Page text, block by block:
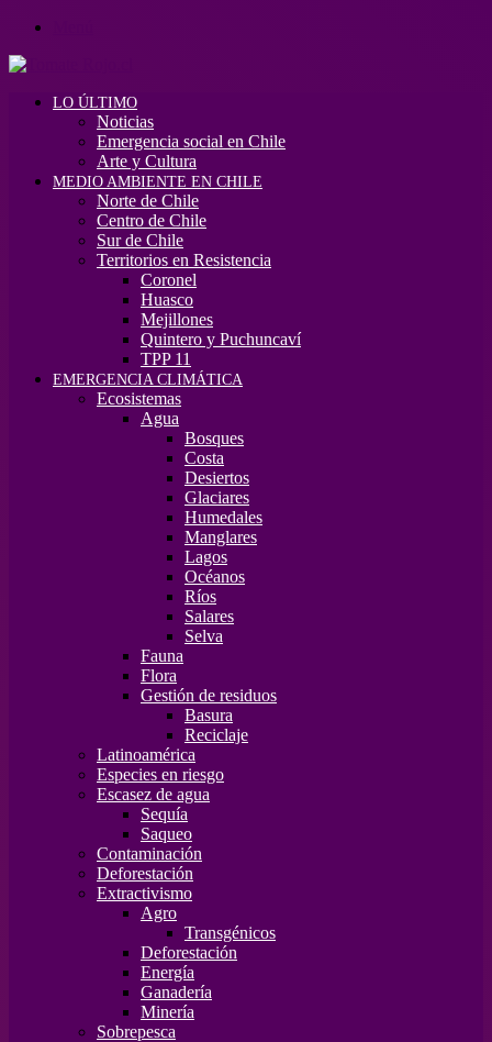
LO ÚLTIMO
Noticias
Emergencia social en Chile
Arte y Cultura
MEDIO AMBIENTE EN CHILE
Norte de Chile
Centro de Chile
Sur de Chile
Territorios en Resistencia
Coronel
Huasco
Mejillones
Quintero y Puchuncaví
TPP 11
EMERGENCIA CLIMÁTICA
Ecosistemas
Agua
Bosques
Costa
Desiertos
Glaciares
Humedales
Manglares
Lagos
Océanos
Ríos
Salares
Selva
Fauna
Flora
Gestión de residuos
Basura
Reciclaje
Latinoamérica
Especies en riesgo
Escasez de agua
Sequía
Saqueo
Contaminación
Deforestación
Extractivismo
Agro
Transgénicos
Deforestación
Energía
Ganadería
Minería
Sobrepesca